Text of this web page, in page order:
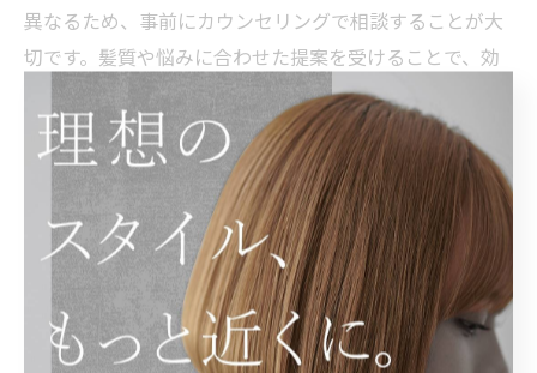
異なるため、事前にカウンセリングで相談することが大
切です。髪質や悩みに合わせた提案を受けることで、効
果を最大限に引き出すことができます。
予算内でトリートメントができる美容室選び
渋谷区でトリートメントを受ける際、料金相場や予算内
で施術できるサロンを選びたい方は多いでしょう。一般
的に美容室でのトリートメントは、内容やブランド、施
術時間によって価格帯が異なります。目安としては、
3,000円台から1万円前後まで幅広く設定されています。